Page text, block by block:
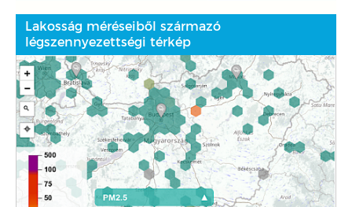
Lakosság méréseiből származó
légszennyezettségi térkép